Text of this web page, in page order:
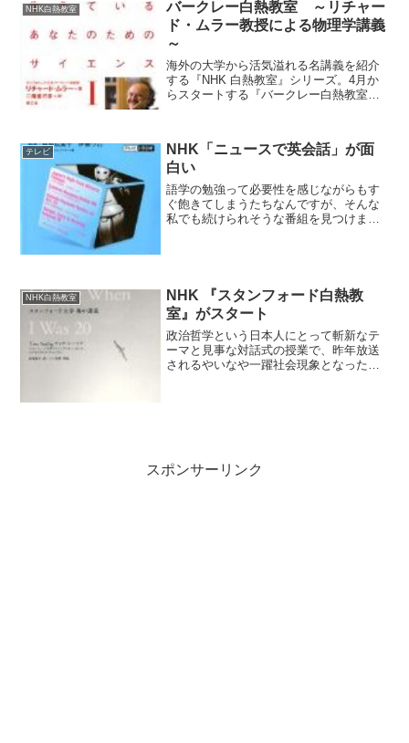
NHK白熱教室
バークレー白熱教室 ～リチャー
ド・ムラー教授による物理学講義
～
海外の大学から活気溢れる名講義を紹介
する『NHK 白熱教室』シリーズ。4月か
らスタートする『バークレー白熱教室』
目指す君のためのサイエンス: Phy...
テレビ
NHK「ニュースで英会話」が面
白い
語学の勉強って必要性を感じながらもす
ぐ飽きてしまうたちなんですが、そんな
私でも続けられそうな番組を見つけまし
NHK白熱教室
NHK 『スタンフォード白熱教
室』がスタート
政治哲学という日本人にとって斬新なテ
ーマと見事な対話式の授業で、昨年放送
されるやいなや一躍社会現象となったマ
スポンサーリンク